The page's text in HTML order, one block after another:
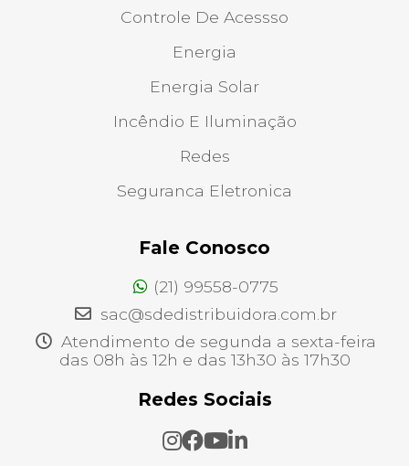
Controle De Acessso
Energia
Energia Solar
Incêndio E Iluminação
Redes
Seguranca Eletronica
Fale Conosco
(21) 99558-0775
sac@sdedistribuidora.com.br
Atendimento de segunda a sexta-feira
das 08h às 12h e das 13h30 às 17h30
Redes Sociais